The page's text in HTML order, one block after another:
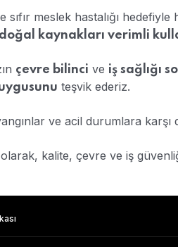
sıfır meslek hastalığı
doğal kaynakları verimli
çevre bilinci ve iş sağlığı
teşvik ederiz.
ve acil durumlara karşı
kalite, çevre ve iş